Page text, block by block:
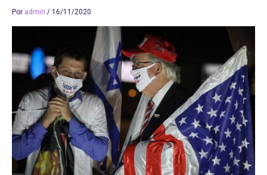
Por admin / 16/11/2020